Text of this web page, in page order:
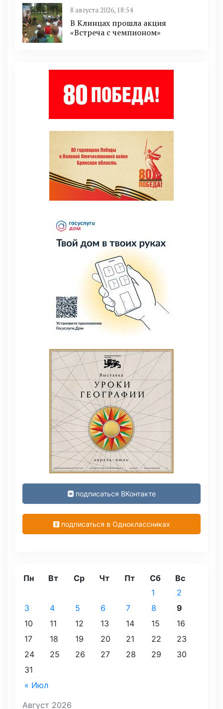
8 августа 2026, 18:54
В Клинцах прошла акция
«Встреча с чемпионом»
подписаться ВКонтакте
подписаться в Одноклассниках
Август 2026
Пн Вт Ср Чт Пт Сб Вс
« Июл
1
2
3
4 5 6 7 8
9
10
11 12 13 14 15
16
17
18 19 20 21 22
23
24
25 26 27 28 29
30
31